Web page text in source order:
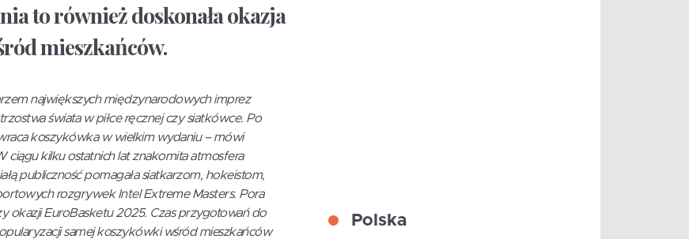
to również doskonała okazja
mieszkańców.
największych międzynarodowych imprez
świata w piłce ręcznej czy siatkówce. Po
koszykówka w wielkim wydaniu– mówi
ciągu kilku ostatnich lat znakomita atmosfera
publiczność pomagała siatkarzom, hokeistom,
rozgrywek Intel Extreme Masters. Pora
okazji EuroBasketu 2025. Czas przygotowań do
samej koszykówki wśród mieszkańców
Polska